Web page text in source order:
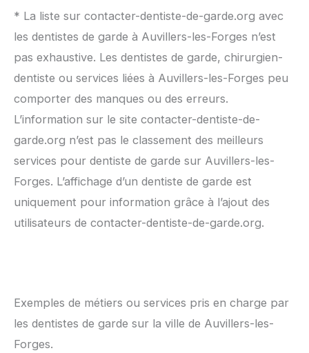
* La liste sur contacter-dentiste-de-garde.org avec
les dentistes de garde à Auvillers-les-Forges n’est
pas exhaustive. Les dentistes de garde, chirurgien-
dentiste ou services liées à Auvillers-les-Forges peu
comporter des manques ou des erreurs.
L’information sur le site contacter-dentiste-de-
garde.org n’est pas le classement des meilleurs
services pour dentiste de garde sur Auvillers-les-
Forges. L’affichage d’un dentiste de garde est
uniquement pour information grâce à l’ajout des
utilisateurs de contacter-dentiste-de-garde.org.
Exemples de métiers ou services pris en charge par
les dentistes de garde sur la ville de Auvillers-les-
Forges.